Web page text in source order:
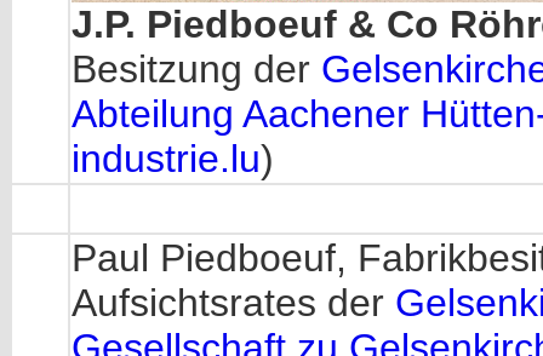
J.P. Piedboeuf & Co
Besitzung der
Abteilung Aachener
industrie.lu)
Paul Piedboeuf,
Aufsichtsrates der
Gesellschaft zu